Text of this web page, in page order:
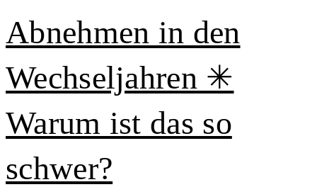
Abnehmen in den
Wechseljahren ✳
Warum ist das so
schwer?